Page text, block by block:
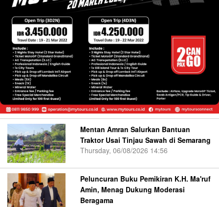
Mentan Amran Salurkan Bantuan
Traktor Usai Tinjau Sawah di Semarang
Thursday, 06/08/2026 14:56
Peluncuran Buku Pemikiran K.H. Ma'ruf
Amin, Menag Dukung Moderasi
Beragama